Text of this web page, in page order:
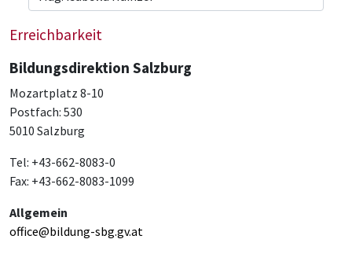
Erreichbarkeit
Bildungsdirektion Salzburg
Mozartplatz 8-10
Postfach: 530
5010 Salzburg
Tel: +43-662-8083-0
Fax: +43-662-8083-1099
Allgemein
office@bildung-sbg.gv.at